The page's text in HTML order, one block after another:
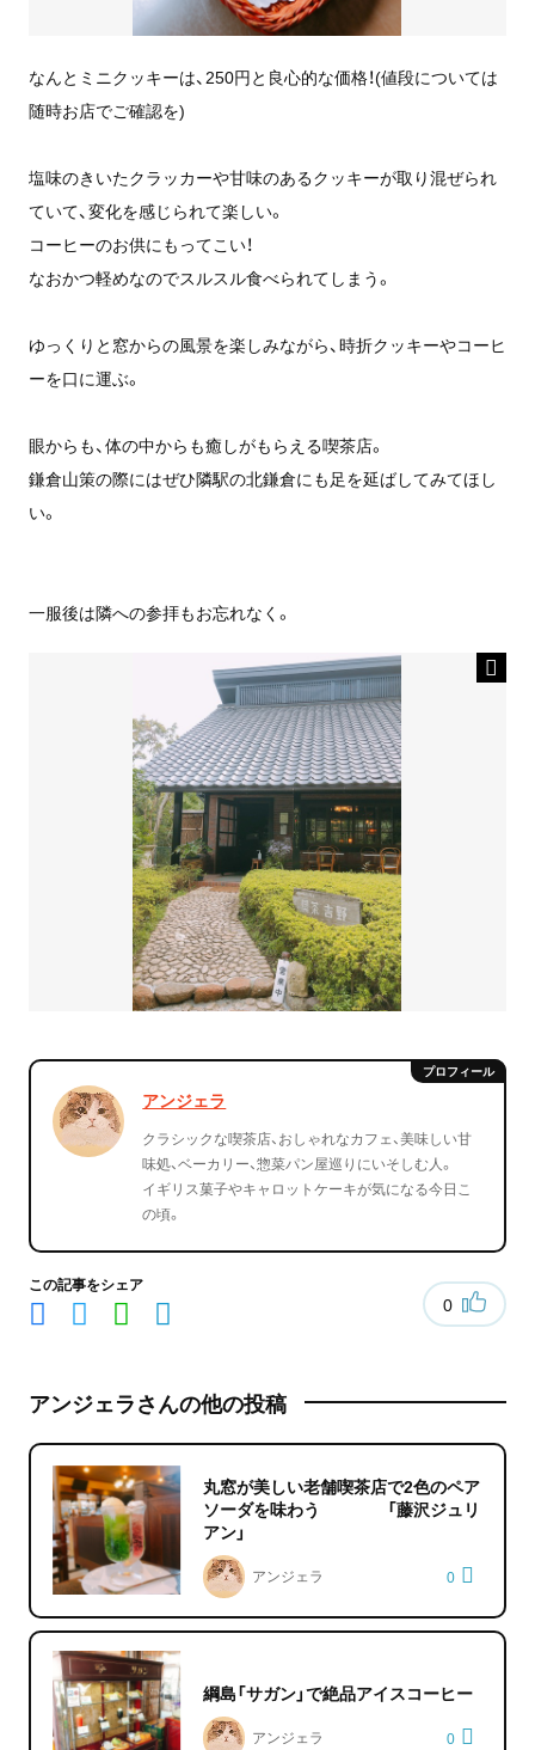
なんとミニクッキーは、250円と良心的な価格！(値段については
随時お店でご確認を)
塩味のきいたクラッカーや甘味のあるクッキーが取り混ぜられ
ていて、変化を感じられて楽しい。
コーヒーのお供にもってこい！
なおかつ軽めなのでスルスル食べられてしまう。
ゆっくりと窓からの風景を楽しみながら、時折クッキーやコーヒ
ーを口に運ぶ。
眼からも、体の中からも癒しがもらえる喫茶店。
鎌倉山策の際にはぜひ隣駅の北鎌倉にも足を延ばしてみてほし
い。
一服後は隣への参拝もお忘れなく。
アンジェラ
クラシックな喫茶店、おしゃれなカフェ、美味しい甘
味処、ベーカリー、惣菜パン屋巡りにいそしむ人。
イギリス菓子やキャロットケーキが気になる今日こ
の頃。
この記事をシェア
0
アンジェラさんの他の投稿
丸窓が美しい老舗喫茶店で2色のペア
ソーダを味わう 「藤沢ジュリ
アン」
アンジェラ 0
綱島「サガン」で絶品アイスコーヒー
アンジェラ 0